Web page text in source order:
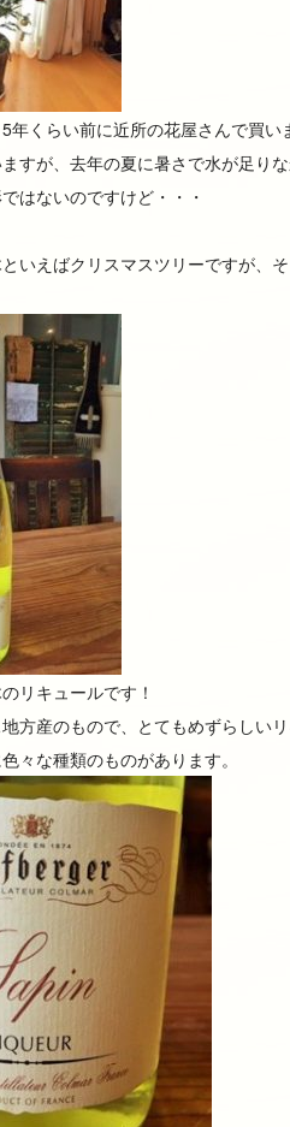
年くらい前に近所の花屋さんで買い
すが、去年の夏に暑さで水が足り
はないのですけど・・・
いえばクリスマスツリーですが、
リキュールです！
方産のもので、とてもめずらしいリ
々な種類のものがあります。